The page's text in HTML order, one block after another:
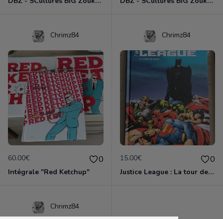
Chrimz84
60.00€ 0
Intégrale "Red Ketchup"
Chrimz84
15.00€ 0
Justice League : La tour de Babel
Chrimz84